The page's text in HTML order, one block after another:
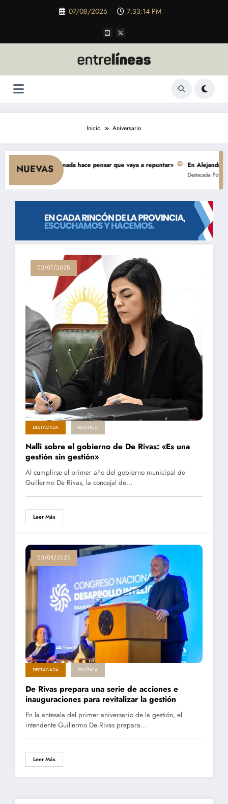
07/08/2026 7:33:14 PM
Inicio Aniversario
NUEVAS
el consumo y nada hace pensar que vaya a repuntar» En Alejandro, una
Destacada Política
02/07/2025
DESTACADA POLÍTICA
Nalli sobre el gobierno de De Rivas: «Es una
gestión sin gestión»
Al cumplirse el primer año del gobierno municipal de
Guillermo De Rivas, la concejal de…
Leer Más
03/06/2025
DESTACADA POLÍTICA
De Rivas prepara una serie de acciones e
inauguraciones para revitalizar la gestión
En la antesala del primer aniversario de la gestión, el
intendente Guillermo De Rivas prepara…
Leer Más